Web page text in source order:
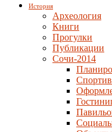
История
Археология
Книги
Прогулки
Публикации
Сочи-2014